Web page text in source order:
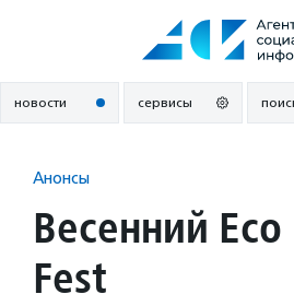
новости сервисы
Анонсы
Весенний
Fest